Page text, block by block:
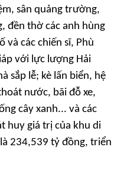
sân quảng trường,
đền thờ các anh hùng
và các chiến sĩ, Phù
với lực lượng Hải
sắp lễ; kè lấn biển, hệ
nước, bãi đỗ xe,
cây xanh... và các
huy giá trị của khu di
234,539 tỷ đồng, triển